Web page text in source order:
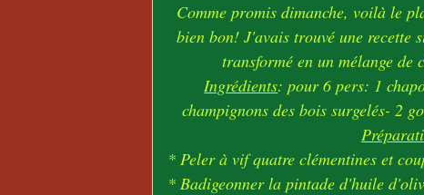
Comme promis dimanche, voilà le
bien bon! J'avais trouvé une recette
transformé en un mélange de
Ingrédients: pour 6 pers: 1
champignons des bois surgelés- 2
* Peler à vif quatre clémentines et
* Badigeonner la pintade d'huile